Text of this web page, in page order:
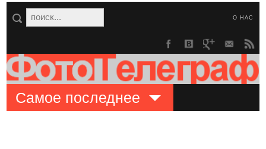
О НАС
Самое последнее